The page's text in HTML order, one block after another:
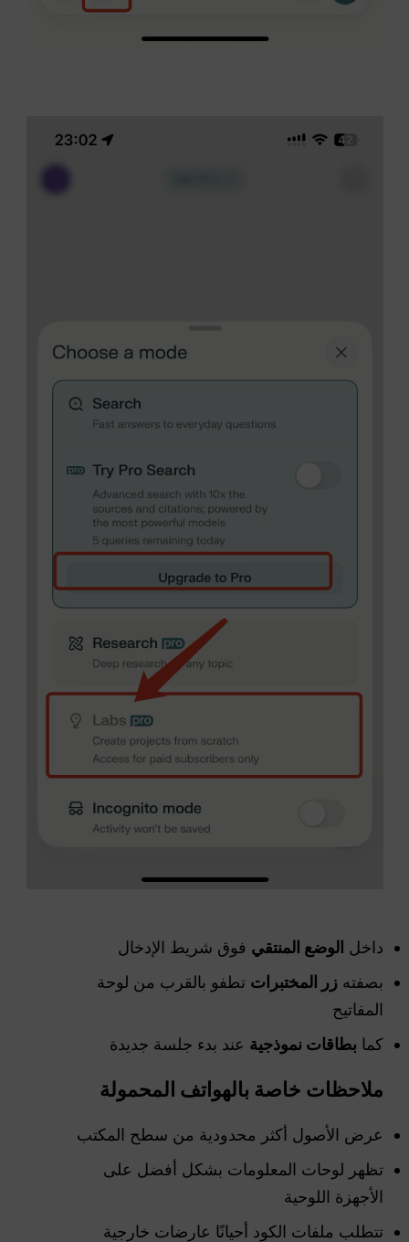
داخل الوضع المنتقي فوق شريط الإدخال
بصفتهزر المختبرات تطفو بالقرب من لوحة
المفاتيح
كما بطاقات نموذجية عند بدء جلسة جديدة
ملاحظات خاصة بالهواتف المحمولة
عرض الأصول أكثر محدودية من سطح المكتب
تظهر لوحات المعلومات بشكل أفضل على
الأجهزة اللوحية
تتطلب ملفات الكود أحيانًا عارضات خارجية